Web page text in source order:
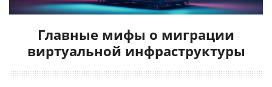
Главные мифы о миграции
виртуальной инфраструктуры